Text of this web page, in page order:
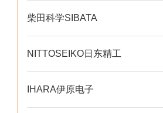
柴田科学SIBATA
NITTOSEIKO日东精工
IHARA伊原电子